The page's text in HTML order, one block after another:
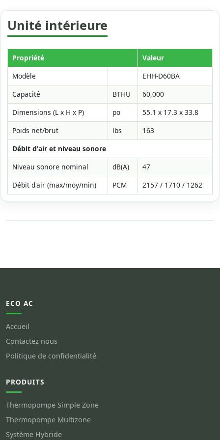
Unité intérieure
Propriété
Valeur
Modèle
EHH-D60BA
Capacité
BTHU
60,000
Dimensions (L x H x P)
po
55.1 x 17.3 x 33.8
Poids net/brut
lbs
163
Débit d'air et niveau sonore
Niveau sonore nominal
dB(A)
47
Débit d'air (max/moy/min)
PCM 2157 / 1710 / 1262
ECO AC
Accueil
Contactez nous
Politique de confidentialité
PRODUITS
Thermopompe Simple Zone
Thermopompe Multizone
Système Hybride